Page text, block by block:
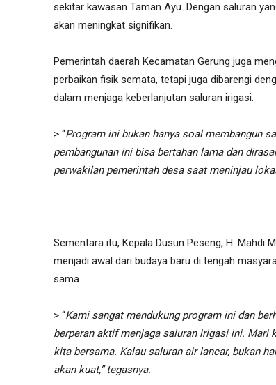
sekitar kawasan Taman Ayu. Dengan saluran
akan meningkat signifikan.
Pemerintah daerah Kecamatan Gerung juga
perbaikan fisik semata, tetapi juga dibarengi
dalam menjaga keberlanjutan saluran irigasi.
> “Program ini bukan hanya soal membangun
pembangunan ini bisa bertahan lama dan
perwakilan pemerintah desa saat meninjau
Sementara itu, Kepala Dusun Peseng, H. Mahdi
menjadi awal dari budaya baru di tengah
sama.
> “Kami sangat mendukung program ini dan
berperan aktif menjaga saluran irigasi ini. Mari
kita bersama. Kalau saluran air lancar, bukan
akan kuat,” tegasnya.